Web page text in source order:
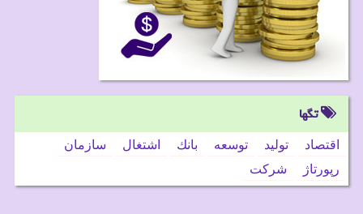
تگها
اقتصاد تولید توسعه بانك اشتغال
سازمان
رپورتاژ
شركت